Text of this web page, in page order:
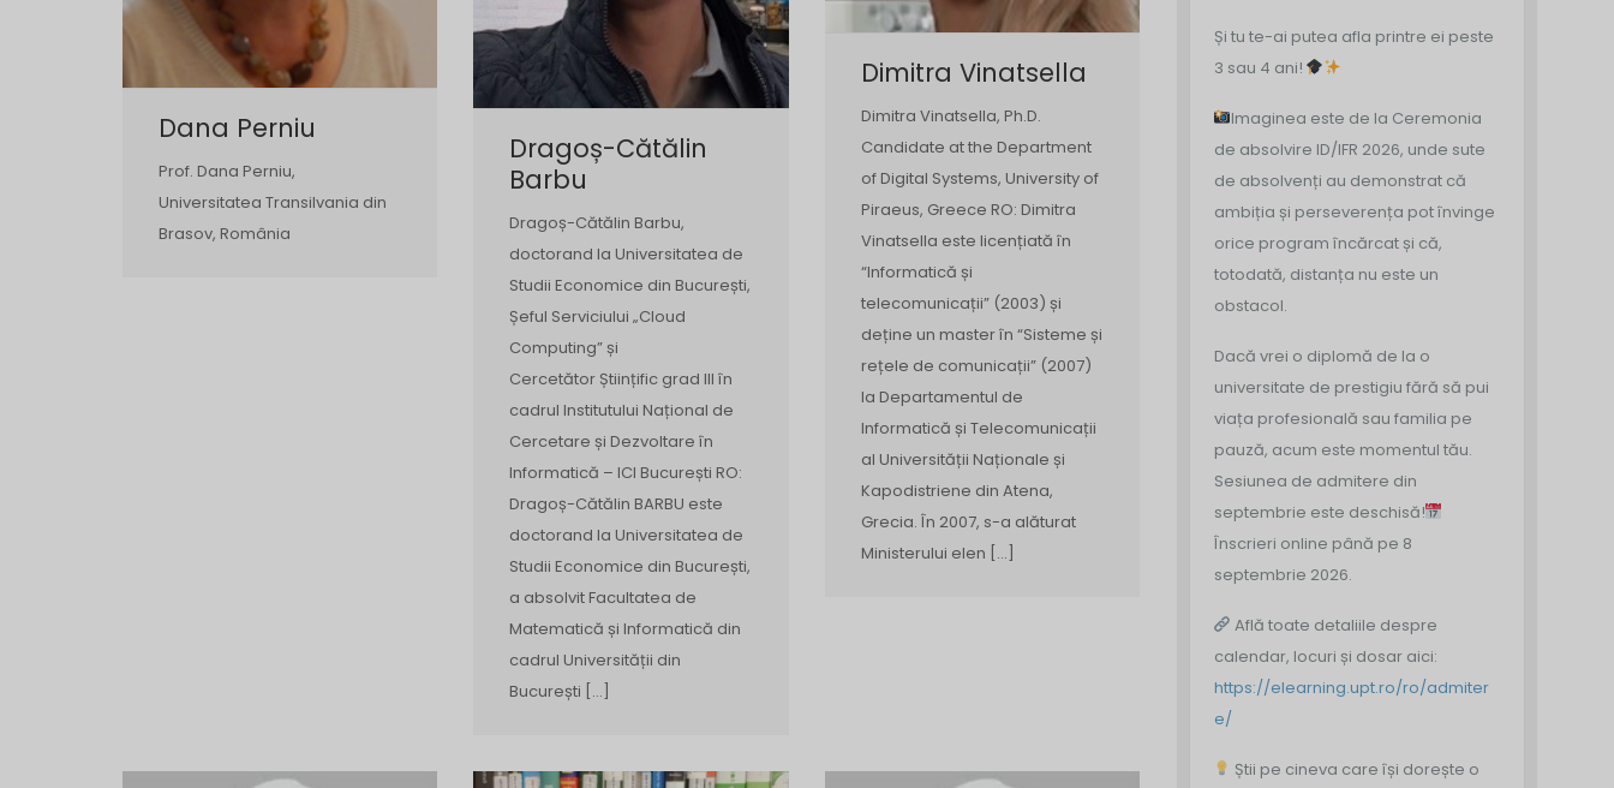
Dana Perniu
Prof. Dana Perniu,
Universitatea Transilvania din
Brasov, România
Dragoș-Cătălin
Barbu
Dragoș-Cătălin Barbu,
doctorand la Universitatea de
Studii Economice din București,
Șeful Serviciului „Cloud
Computing” și
Cercetător Științific grad III în
cadrul Institutului Național de
Cercetare și Dezvoltare în
Informatică – ICI București RO:
Dragoș-Cătălin BARBU este
doctorand la Universitatea de
Studii Economice din București,
a absolvit Facultatea de
Matematică și Informatică din
cadrul Universității din
București […]
Dimitra Vinatsella
Dimitra Vinatsella, Ph.D.
Candidate at the Department
of Digital Systems, University of
Piraeus, Greece RO: Dimitra
Vinatsella este licențiată în
“Informatică și
telecomunicații” (2003) și
deține un master în “Sisteme și
rețele de comunicații” (2007)
la Departamentul de
Informatică și Telecomunicații
al Universității Naționale și
Kapodistriene din Atena,
Grecia. În 2007, s-a alăturat
Ministerului elen […]
Și tu te-ai putea afla printre ei peste
3 sau 4 ani!
Imaginea este de la Ceremonia
de absolvire ID/IFR 2026, unde sute
de absolvenți au demonstrat că
ambiția și perseverența pot învinge
orice program încărcat și că,
totodată, distanța nu este un
obstacol.
Dacă vrei o diplomă de la o
universitate de prestigiu fără să pui
viața profesională sau familia pe
pauză, acum este momentul tău.
Sesiunea de admitere din
septembrie este deschisă!
Înscrieri online până pe 8
septembrie 2026.
Află toate detaliile despre
calendar, locuri și dosar aici:
https://elearning.upt.ro/ro/admiter
e/
Știi pe cineva care își dorește o